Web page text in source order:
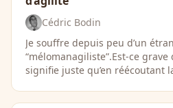
Cédric Bodin
Je souffre depuis peu d’un
“mélomanagiliste”.Est-ce grave
signifie juste qu’en réécoutant